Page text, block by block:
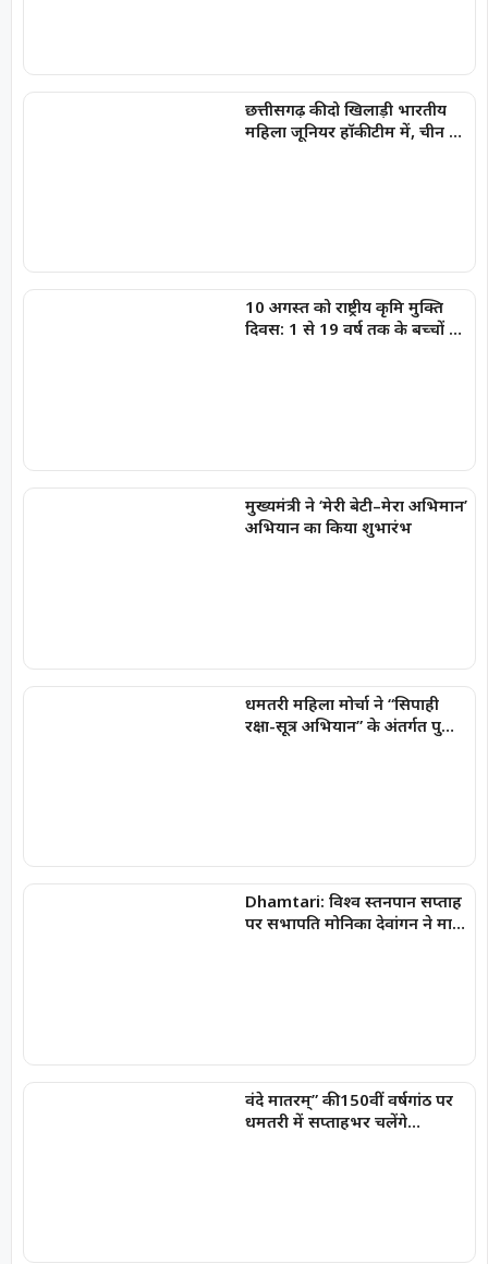
छत्तीसगढ़ की दो खिलाड़ी भारतीय
महिला जूनियर हॉकी टीम में, चीन में
10 अगस्त को राष्ट्रीय कृमि मुक्ति
दिवस: 1 से 19 वर्ष तक के बच्चों को
मुख्यमंत्री ने ‘मेरी बेटी–मेरा अभिमान’
अभियान का किया शुभारंभ
धमतरी महिला मोर्चा ने “सिपाही
रक्षा-सूत्र अभियान” के अंतर्गत पुलिस
Dhamtari: विश्व स्तनपान सप्ताह
पर सभापति मोनिका देवांगन ने मातृ
वंदे मातरम्” की 150वीं वर्षगांठ पर
धमतरी में सप्ताहभर चलेंगे